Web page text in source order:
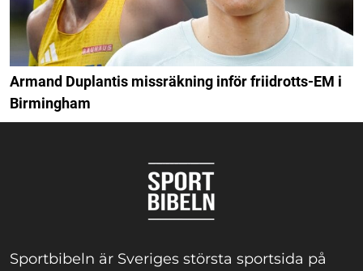
Armand Duplantis missräkning inför friidrotts-EM i
Birmingham
Sportbibeln är Sveriges största sportsida på